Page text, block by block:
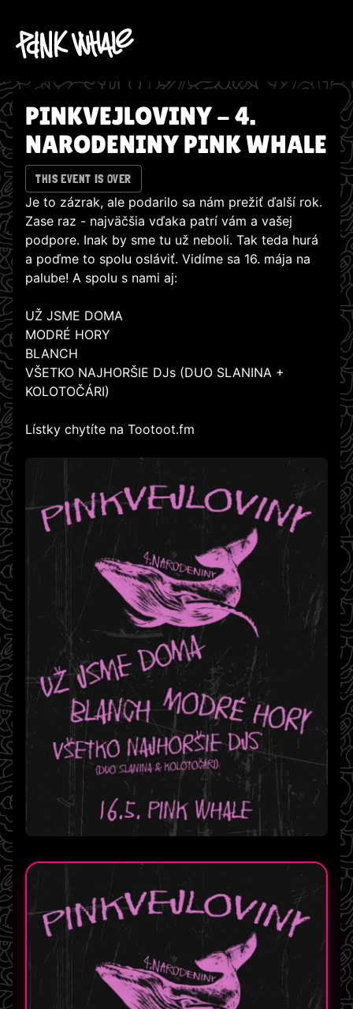
PINKVEJLOVINY - 4.
NARODENINY PINK WHALE
THIS EVENT IS OVER
Je to zázrak, ale podarilo sa nám prežiť ďalší rok.
Zase raz - najväčšia vďaka patrí vám a vašej
podpore. Inak by sme tu už neboli. Tak teda hurá
a poďme to spolu osláviť. Vidíme sa 16. mája na
palube! A spolu s nami aj:
UŽ JSME DOMA
MODRÉ HORY
BLANCH
VŠETKO NAJHORŠIE DJs (DUO SLANINA +
KOLOTOČÁRI)
Lístky chytíte na Tootoot.fm